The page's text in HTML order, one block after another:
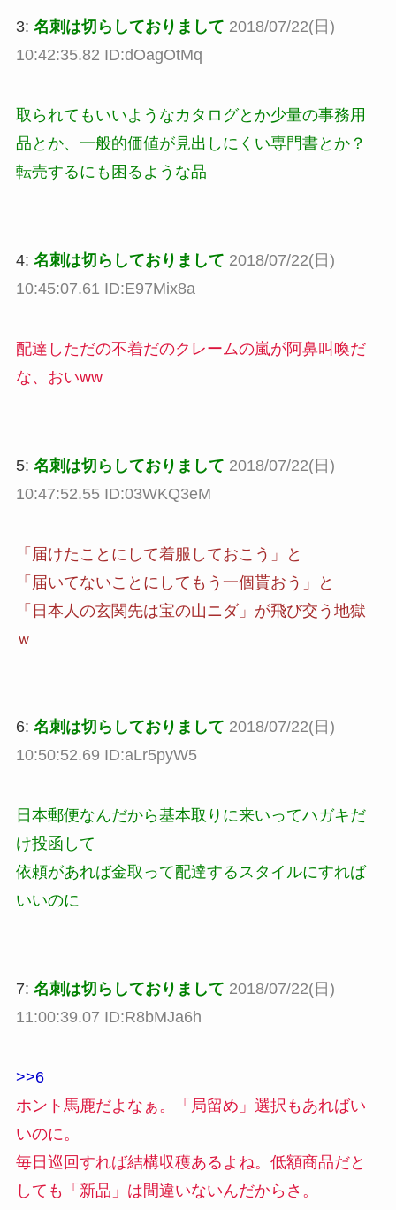
3: 名刺は切らしておりまして 2018/07/22(日)
10:42:35.82 ID:dOagOtMq
取られてもいいようなカタログとか少量の事務用
品とか、一般的価値が見出しにくい専門書とか？
転売するにも困るような品
4: 名刺は切らしておりまして 2018/07/22(日)
10:45:07.61 ID:E97Mix8a
配達しただの不着だのクレームの嵐が阿鼻叫喚だ
な、おいww
5: 名刺は切らしておりまして 2018/07/22(日)
10:47:52.55 ID:03WKQ3eM
「届けたことにして着服しておこう」と
「届いてないことにしてもう一個貰おう」と
「日本人の玄関先は宝の山ニダ」が飛び交う地獄
ｗ
6: 名刺は切らしておりまして 2018/07/22(日)
10:50:52.69 ID:aLr5pyW5
日本郵便なんだから基本取りに来いってハガキだ
け投函して
依頼があれば金取って配達するスタイルにすれば
いいのに
7: 名刺は切らしておりまして 2018/07/22(日)
11:00:39.07 ID:R8bMJa6h
>>6
ホント馬鹿だよなぁ。「局留め」選択もあればい
いのに。
毎日巡回すれば結構収穫あるよね。低額商品だと
しても「新品」は間違いないんだからさ。